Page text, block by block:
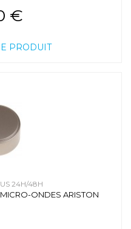
€
PRODUIT
24H/48H
ONDES ARISTON